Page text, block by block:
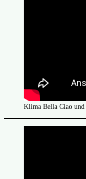
Klima Bella Ciao